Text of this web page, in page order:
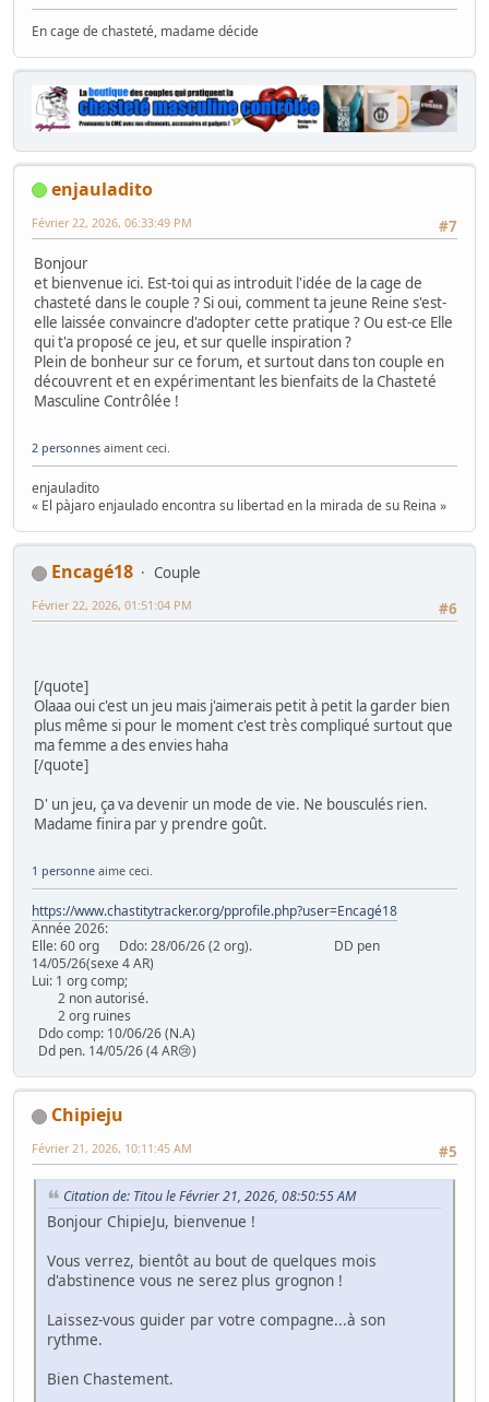
En cage de chasteté, madame décide
enjauladito
#7
Février 22, 2026, 06:33:49 PM
Bonjour
et bienvenue ici. Est-toi qui as introduit l'idée de la cage de
chasteté dans le couple ? Si oui, comment ta jeune Reine s'est-
elle laissée convaincre d'adopter cette pratique ? Ou est-ce Elle
qui t'a proposé ce jeu, et sur quelle inspiration ?
Plein de bonheur sur ce forum, et surtout dans ton couple en
découvrent et en expérimentant les bienfaits de la Chasteté
Masculine Contrôlée !
2 personnes aiment ceci.
enjauladito
« El pàjaro enjaulado encontra su libertad en la mirada de su Reina »
Encagé18
Couple
#6
Février 22, 2026, 01:51:04 PM
[/quote]
Olaaa oui c'est un jeu mais j'aimerais petit à petit la garder bien
plus même si pour le moment c'est très compliqué surtout que
ma femme a des envies haha
[/quote]
D' un jeu, ça va devenir un mode de vie. Ne bousculés rien.
Madame finira par y prendre goût.
1 personne aime ceci.
https://www.chastitytracker.org/pprofile.php?user=Encagé18
Année 2026:
Elle: 60 org Ddo: 28/06/26 (2 org). DD pen
14/05/26(sexe 4 AR)
Lui: 1 org comp;
2 non autorisé.
2 org ruines
Ddo comp: 10/06/26 (N.A)
Dd pen. 14/05/26 (4 AR😢)
Chipieju
#5
Février 21, 2026, 10:11:45 AM
Citation de: Titou le Février 21, 2026, 08:50:55 AM
Bonjour ChipieJu, bienvenue !
Vous verrez, bientôt au bout de quelques mois
d'abstinence vous ne serez plus grognon !
Laissez-vous guider par votre compagne...à son
rythme.
Bien Chastement.